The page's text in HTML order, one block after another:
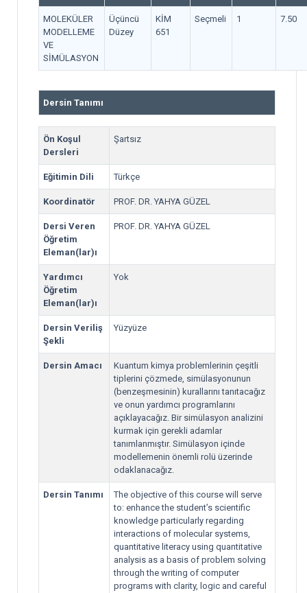
MOLEKÜLER
MODELLEME
VE
SİMÜLASYON
Üçüncü
Düzey
KİM
651
Seçmeli 1 7.50
Dersin Tanımı
Ön Koşul
Dersleri
Şartsız
Eğitimin Dili Türkçe
Koordinatör PROF. DR. YAHYA GÜZEL
Dersi Veren
Öğretim
Eleman(lar)ı
PROF. DR. YAHYA GÜZEL
Yardımcı
Öğretim
Eleman(lar)ı
Yok
Dersin Veriliş
Şekli
Yüzyüze
Dersin Amacı
Kuantum kimya problemlerinin çeşitli
tiplerini çözmede, simülasyonunun
(benzeşmesinin) kurallarını tanıtacağız
ve onun yardımcı programlarını
açıklayacağız. Bir simülasyon analizini
kurmak için gerekli adamlar
tanımlanmıştır. Simülasyon içinde
modellemenin önemli rolü üzerinde
odaklanacağız.
Dersin Tanımı
The objective of this course will serve
to: enhance the student’s scientific
knowledge particularly regarding
interactions of molecular systems,
quantitative literacy using quantitative
analysis as a basis of problem solving
through the writing of computer
programs with clarity, logic and careful